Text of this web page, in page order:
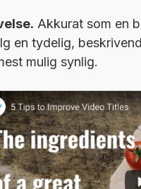
Akkurat som en
en tydelig,
mulig synlig.